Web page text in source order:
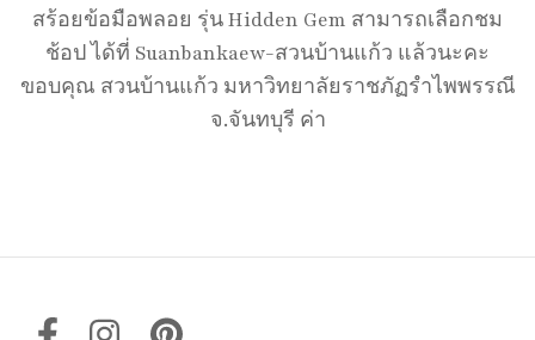
สร้อยข้อมือพลอย รุ่น Hidden Gem สามารถเลือกชม
ช้อป ได้ที่ Suanbankaew-สวนบ้านแก้ว แล้วนะคะ
ขอบคุณ สวนบ้านแก้ว มหาวิทยาลัยราชภัฏรำไพพรรณี
จ.จันทบุรี ค่า